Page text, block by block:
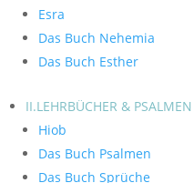
Esra
Das Buch Nehemia
Das Buch Esther
II.LEHRBÜCHER & PSALMEN
Hiob
Das Buch Psalmen
Das Buch Sprüche